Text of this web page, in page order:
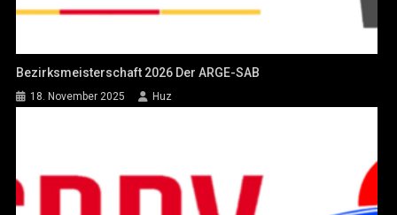
Bezirksmeisterschaft 2026 Der ARGE-SAB
18. November 2025 Huz